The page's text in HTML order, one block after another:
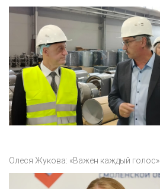
Олеся Жукова: «Важен каждый голос»